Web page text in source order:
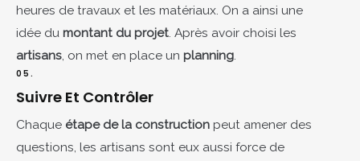
heures de travaux et les matériaux. On a ainsi une
idée du montant du projet. Après avoir choisi les
artisans, on met en place un planning.
05.
Suivre Et Contrôler
Chaque étape de la construction peut amener des
questions, les artisans sont eux aussi force de